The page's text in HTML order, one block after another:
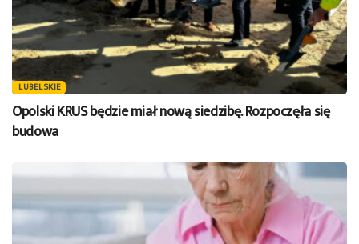
LUBELSKIE
Opolski KRUS będzie miał nową siedzibę. Rozpoczęła się
budowa